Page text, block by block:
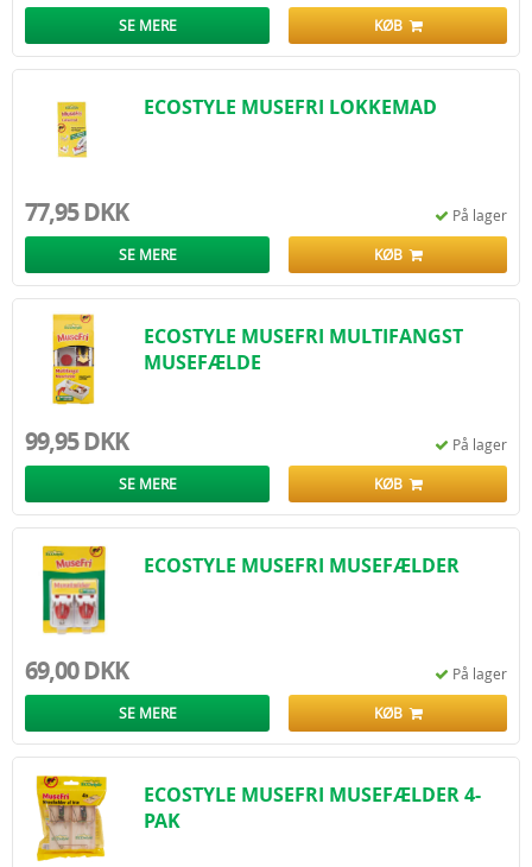
SE MERE KØB
ECOSTYLE MUSEFRI LOKKEMAD
77,95 DKK På lager
SE MERE KØB
ECOSTYLE MUSEFRI MULTIFANGST
MUSEFÆLDE
99,95 DKK På lager
SE MERE KØB
ECOSTYLE MUSEFRI MUSEFÆLDER
69,00 DKK På lager
SE MERE KØB
ECOSTYLE MUSEFRI MUSEFÆLDER 4-
PAK